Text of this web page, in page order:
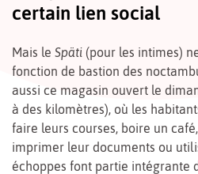
certain lien social
Mais le Späti (pour les intimes)
fonction de bastion des
aussi ce magasin ouvert le
à des kilomètres), où les
faire leurs courses, boire un
imprimer leur documents ou
échoppes font partie intégrante